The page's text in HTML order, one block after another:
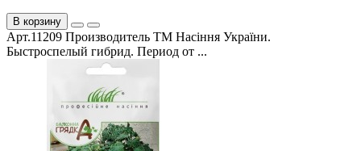
В корзину
Арт.11209 Производитель ТМ Насіння України.
Быстроспелый гибрид. Период от ...